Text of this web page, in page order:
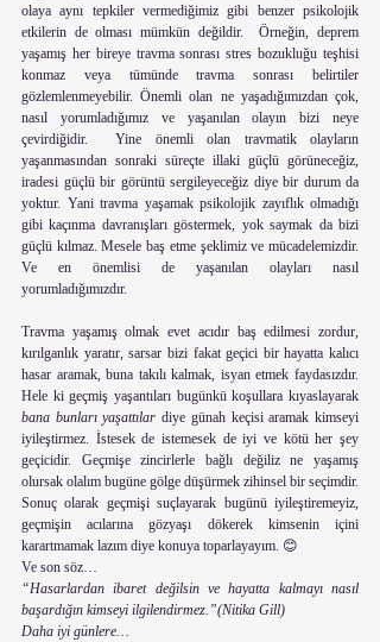
olaya aynı tepkiler vermediğimiz gibi benzer psikolojik
etkilerin de olması mümkün değildir.  Örneğin, deprem
yaşamış her bireye travma sonrası stres bozukluğu teşhisi
konmaz veya tümünde travma sonrası belirtiler
gözlemlenmeyebilir. Önemli olan ne yaşadığımızdan çok,
nasıl yorumladığımız ve yaşanılan olayın bizi neye
çevirdiğidir.  Yine önemli olan travmatik olayların
yaşanmasından sonraki süreçte illaki güçlü görüneceğiz,
iradesi güçlü bir görüntü sergileyeceğiz diye bir durum da
yoktur. Yani travma yaşamak psikolojik zayıflık olmadığı
gibi kaçınma davranışları göstermek, yok saymak da bizi
güçlü kılmaz. Mesele baş etme şeklimiz ve mücadelemizdir.
Ve en önemlisi de yaşanılan olayları nasıl
yorumladığımızdır.
Travma yaşamış olmak evet acıdır baş edilmesi zordur,
kırılganlık yaratır, sarsar bizi fakat geçici bir hayatta kalıcı
hasar aramak, buna takılı kalmak, isyan etmek faydasızdır.
bana bunları yaşattılar diye günah keçisi aramak kimseyi
iyileştirmez. İstesek de istemesek de iyi ve kötü her şey
geçicidir. Geçmişe zincirlerle bağlı değiliz ne yaşamış
olursak olalım bugüne gölge düşürmek zihinsel bir seçimdir.
Sonuç olarak geçmişi suçlayarak bugünü iyileştiremeyiz,
geçmişin acılarına gözyaşı dökerek kimsenin içini
karartmamak lazım diye konuya toparlayayım. 😊
Ve son söz…
“Hasarlardan ibaret değilsin ve hayatta kalmayı nasıl
başardığın kimseyi ilgilendirmez.”(Nitika Gill)
Daha iyi günlere…